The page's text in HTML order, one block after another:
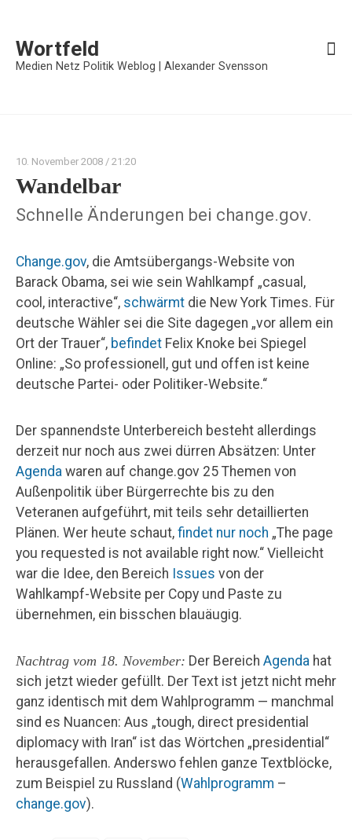
Wortfeld
Medien Netz Politik Weblog | Alexander Svensson
10. November 2008 / 21:20
Wandelbar
Schnelle Änderungen bei change.gov.
Change.gov, die Amtsübergangs-Website von
Barack Obama, sei wie sein Wahlkampf „casual,
cool, interactive“, schwärmt die New York Times. Für
deutsche Wähler sei die Site dagegen „vor allem ein
Ort der Trauer“, befindet Felix Knoke bei Spiegel
Online: „So professionell, gut und offen ist keine
deutsche Partei- oder Politiker-Website.“
Der spannendste Unterbereich besteht allerdings
derzeit nur noch aus zwei dürren Absätzen: Unter
Agenda waren auf change.gov 25 Themen von
Außenpolitik über Bürgerrechte bis zu den
Veteranen aufgeführt, mit teils sehr detaillierten
Plänen. Wer heute schaut, findet nur noch „The page
you requested is not available right now.“ Vielleicht
war die Idee, den Bereich Issues von der
Wahlkampf-Website per Copy und Paste zu
übernehmen, ein bisschen blauäugig.
Nachtrag vom 18. November: Der Bereich Agenda hat
sich jetzt wieder gefüllt. Der Text ist jetzt nicht mehr
ganz identisch mit dem Wahlprogramm — manchmal
sind es Nuancen: Aus „tough, direct presidential
diplomacy with Iran“ ist das Wörtchen „presidential“
herausgefallen. Anderswo fehlen ganze Textblöcke,
zum Beispiel zu Russland (Wahlprogramm –
change.gov).